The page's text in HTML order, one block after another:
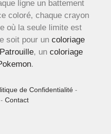
ligne un battement
coloré, chaque crayon
où la seule limite est
soit pour un coloriage
, un coloriage
.
de Confidentialité -
- Contact